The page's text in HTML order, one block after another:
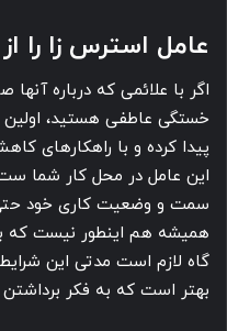
عامل استرس زا را
اگر با علائمی که درباره
خستگی عاطفی هستید،
پیدا کرده و با راهکارهای
این عامل در محل کار شما
سمت و وضعیت کاری خود حتی
همیشه هم اینطور نیست که
گاه لازم است مدتی این
بهتر است که به فکر